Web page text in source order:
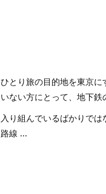
ひとり旅の目的地を東京
いない方にとって、地下鉄
入り組んでいるばかりで
路線 ...